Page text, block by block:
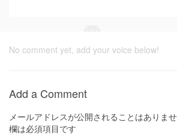
No comment yet, add your voice below!
Add a Comment
メールアドレスが公開されることはありませ
欄は必須項目です